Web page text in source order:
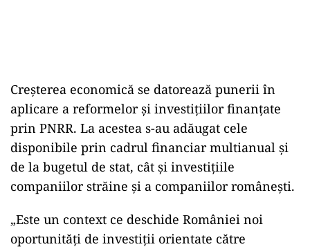
Creșterea economică se datorează punerii în
aplicare a reformelor şi investiţiilor finanţate
prin PNRR. La acestea s-au adăugat cele
disponibile prin cadrul financiar multianual şi
de la bugetul de stat, cât şi investiţiile
companiilor străine şi a companiilor româneşti.
„Este un context ce deschide României noi
oportunităţi de investiţii orientate către